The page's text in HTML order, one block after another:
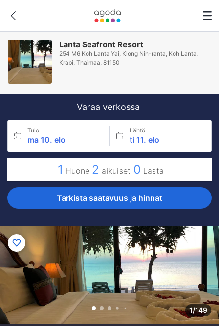
Lanta Seafront Resort
254 M6 Koh Lanta Yai, Klong Nin-ranta, Koh Lanta,
Krabi, Thaimaa, 81150
Varaa verkossa
Tulo
ma 10. elo
Lähtö
ti 11. elo
1 Huone 2 aikuiset 0 Lasta
Tarkista saatavuus ja hinnat
1/149